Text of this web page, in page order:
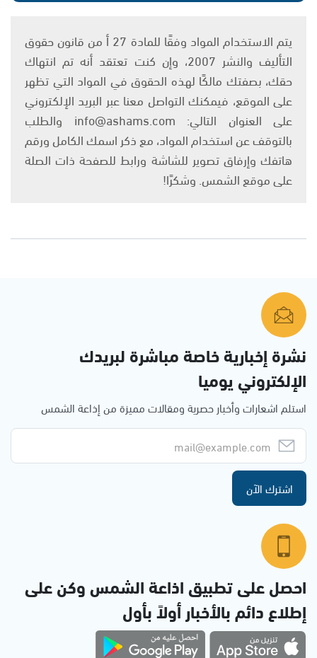
يتم الاستخدام المواد وفقًا للمادة 27 أ من قانون حقوق
التأليف والنشر 2007، وإن كنت تعتقد أنه تم انتهاك
حقك، بصفتك مالكًا لهذه الحقوق في المواد التي تظهر
على الموقع، فيمكنك التواصل معنا عبر البريد الإلكتروني
على العنوان التالي: info@ashams.com والطلب
بالتوقف عن استخدام المواد، مع ذكر اسمك الكامل ورقم
هاتفك وإرفاق تصوير للشاشة ورابط للصفحة ذات الصلة
على موقع الشمس. وشكرًا!
نشرة إخبارية خاصة مباشرة لبريدك
الإلكتروني يوميا
استلم اشعارات وأخبار حصرية ومقالات مميزة من إذاعة الشمس
اشترك الآن
احصل على تطبيق اذاعة الشمس وكن على
إطلاع دائم بالأخبار أولاً بأول